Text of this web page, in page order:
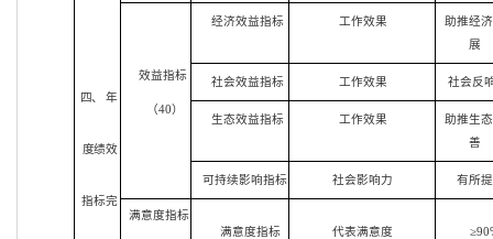
四、 年
度绩效
指标完
效益指标
（40）
经济效益指标 工作效果
助推经
展
社会效益指标 工作效果 社会反
生态效益指标 工作效果
助推生
善
可持续影响指标 社会影响力 有所
满意度指标
满意度指标 代表满意度